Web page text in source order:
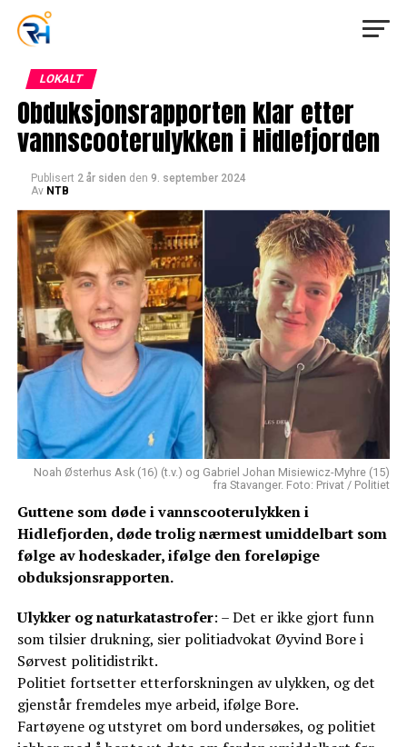
LOKALT
Obduksjonsrapporten klar etter
vannscooterulykken i Hidlefjorden
Publisert 2 år siden den 9. september 2024
Av NTB
Noah Østerhus Ask (16) (t.v.) og Gabriel Johan Misiewicz-Myhre (15)
fra Stavanger. Foto: Privat / Politiet
Guttene som døde i vannscooterulykken i
Hidlefjorden, døde trolig nærmest umiddelbart som
følge av hodeskader, ifølge den foreløpige
obduksjonsrapporten.
Ulykker og naturkatastrofer: – Det er ikke gjort funn
som tilsier drukning, sier politiadvokat Øyvind Bore i
Sørvest politidistrikt.
Politiet fortsetter etterforskningen av ulykken, og det
gjenstår fremdeles mye arbeid, ifølge Bore.
Fartøyene og utstyret om bord undersøkes, og politiet